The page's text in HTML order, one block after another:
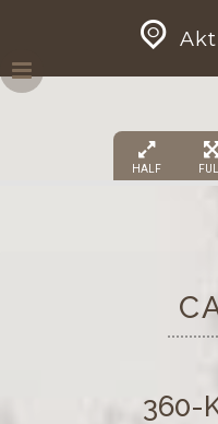
content
HALF FULL
360-